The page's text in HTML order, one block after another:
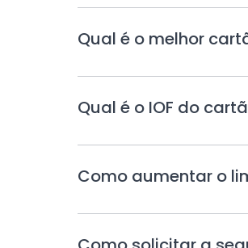
Qual é o melhor
Qual é o IOF do
Como aumentar o